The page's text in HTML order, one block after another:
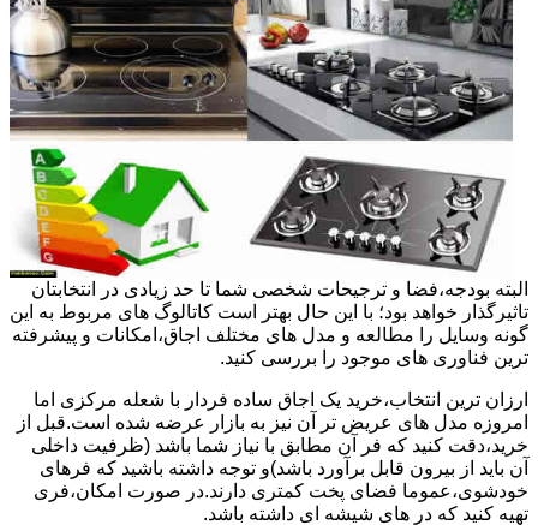
البته بودجه،فضا و ترجیحات شخصی شما تا حد زیادی در انتخابتان
تاثیرگذار خواهد بود؛ با این حال بهتر است کاتالوگ های مربوط به این
گونه وسایل را مطالعه و مدل های مختلف اجاق،امکانات و پیشرفته
ترین فناوری های موجود را بررسی کنید.
ارزان ترین انتخاب،خرید یک اجاق ساده فردار با شعله مرکزی اما
امروزه مدل های عریض تر آن نیز به بازار عرضه شده است.قبل از
خرید،دقت کنید که فر آن مطابق با نیاز شما باشد (ظرفیت داخلی
آن باید از بیرون قابل برآورد باشد)و توجه داشته باشید که فرهای
خودشوی،عموما فضای پخت کمتری دارند.در صورت امکان،فری
تهیه کنید که در های شیشه ای داشته باشد.